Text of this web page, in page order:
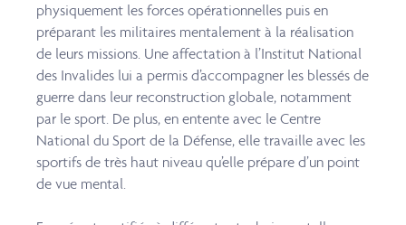
physiquement les forces opérationnelles puis en
préparant les militaires mentalement à la réalisation
de leurs missions. Une affectation à l’Institut National
des Invalides lui a permisd’accompagner les blessés de
guerre dans leur reconstruction globale, notamment
par le sport. De plus, en entente avec le Centre
National du Sport de la Défense, elle travaille avec les
sportifs de très haut niveau qu’elle prépare d’un point
de vue mental.